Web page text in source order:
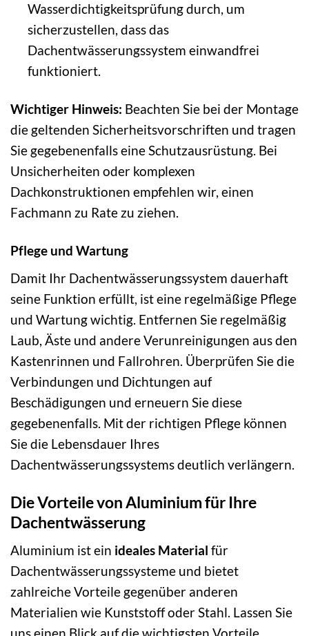
Wasserdichtigkeitsprüfung durch, um
sicherzustellen, dass das
Dachentwässerungssystem einwandfrei
funktioniert.
Wichtiger Hinweis: Beachten Sie bei der Montage
die geltenden Sicherheitsvorschriften und tragen
Sie gegebenenfalls eine Schutzausrüstung. Bei
Unsicherheiten oder komplexen
Dachkonstruktionen empfehlen wir, einen
Fachmann zu Rate zu ziehen.
Pflege und Wartung
Damit Ihr Dachentwässerungssystem dauerhaft
seine Funktion erfüllt, ist eine regelmäßige Pflege
und Wartung wichtig. Entfernen Sie regelmäßig
Laub, Äste und andere Verunreinigungen aus den
Kastenrinnen und Fallrohren. Überprüfen Sie die
Verbindungen und Dichtungen auf
Beschädigungen und erneuern Sie diese
gegebenenfalls. Mit der richtigen Pflege können
Sie die Lebensdauer Ihres
Dachentwässerungssystems deutlich verlängern.
Die Vorteile von Aluminium für Ihre
Dachentwässerung
Aluminium ist ein ideales Material für
Dachentwässerungssysteme und bietet
zahlreiche Vorteile gegenüber anderen
Materialien wie Kunststoff oder Stahl. Lassen Sie